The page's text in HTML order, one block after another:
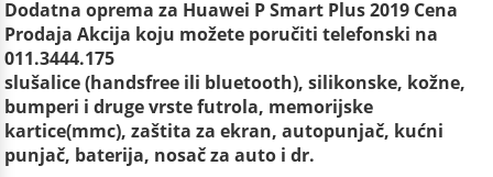
Dodatna oprema za Huawei P Smart Plus 2019 Cena
Prodaja Akcija koju možete poručiti telefonski na
011.3444.175
slušalice (handsfree ili bluetooth), silikonske, kožne,
bumperi i druge vrste futrola, memorijske
kartice(mmc), zaštita za ekran, autopunjač, kućni
punjač, baterija, nosač za auto i dr.